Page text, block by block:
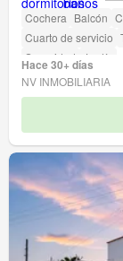
Cochera Balcón
Cuarto de servicio
Seguridad
Jardín
Hace 30+ días
NV INMOBILIARIA